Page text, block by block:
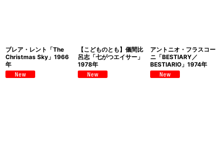
ブレア・レント「The
Christmas Sky」1966
年
【こどものとも】儀間比
呂志「七がつエイサー」
1978年
アントニオ・フラスコー
ニ「BESTIARY／
BESTIARIO」1974年